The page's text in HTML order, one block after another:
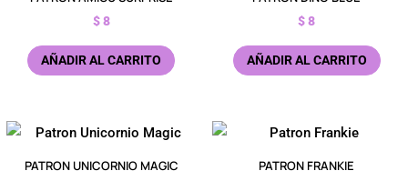
$8
AÑADIR AL CARRITO
$8
AÑADIR AL CARRITO
PATRON UNICORNIO MAGIC PATRON FRANKIE